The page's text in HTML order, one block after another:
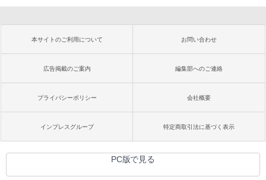
本サイトのご利用について お問い合わせ
広告掲載のご案内 編集部へのご連絡
プライバシーポリシー 会社概要
インプレスグループ 特定商取引法に基づく表示
PC版で見る